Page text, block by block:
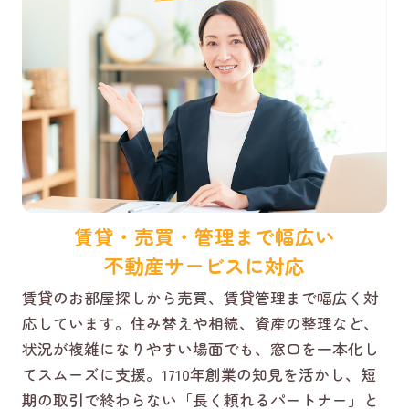
賃貸・売買・管理まで幅広い
不動産サービスに対応
賃貸のお部屋探しから売買、賃貸管理まで幅広く対
応しています。住み替えや相続、資産の整理など、
状況が複雑になりやすい場面でも、窓口を一本化し
てスムーズに支援。1710年創業の知見を活かし、短
期の取引で終わらない「長く頼れるパートナー」と